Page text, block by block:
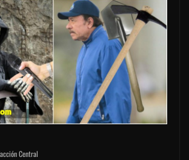
Central